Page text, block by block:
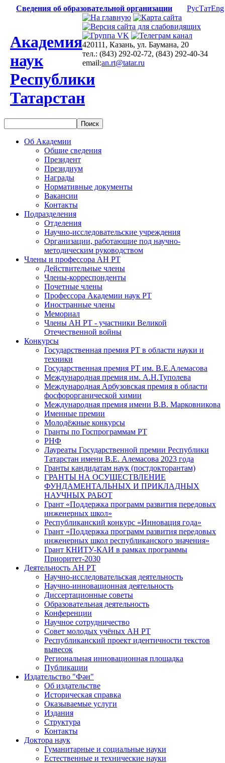
Сведения об образовательной организации РусТатEng
Академия
наук
Республики
Татарстан
420111, Казань, ул. Баумана, 20
тел.: (843) 292-02-72, (843) 292-40-34
email:an.rt@tatar.ru
Об Академии
Общие сведения
Президент
Президиум
Награды
Нормативные документы
Вакансии
Контакты
Подразделения
Отделения
Научно-исследовательские учреждения
Организации, работающие под научно-
методическим руководством
Члены и профессора АН РТ
Действительные члены
Члены-корреспонденты
Почетные члены
Профессора Академии наук РТ
Иностранные члены
Мемориал
Члены АН РТ - участники Великой
Отечественной войны
Конкурсы
Государственная премия РТ в области науки и
техники
Государственная премия РТ им. В.Е.Алемасова
Международная премия им. А.Н.Туполева
Международная Арбузовская премия в области
фосфорорганической химии
Международная премия имени В.В. Марковникова
Именные премии
Молодёжные конкурсы
Гранты по Госпрограммам РТ
РНФ
Лауреаты Государственной премии Республики
Татарстан имени В.Е. Алемасова 2023 года
Гранты кандидатам наук (постдокторантам)
ГРАНТЫ НА ОСУЩЕСТВЛЕНИЕ
ФУНДАМЕНТАЛЬНЫХ И ПРИКЛАДНЫХ
НАУЧНЫХ РАБОТ
Грант «Поддержка программ развития передовых
инженерных школ»
Республиканский конкурс «Инновация года»
Грант «Поддержка программ развития передовых
инженерных школ республиканского значения»
Грант КНИТУ-КАИ в рамках программы
Приоритет-2030
Деятельность АН РТ
Научно-исследовательская деятельность
Научно-инновационная деятельность
Диссертационные советы
Образовательная деятельность
Конференции
Научное сотрудничество
Совет молодых учёных АН РТ
Республиканский проект идентичности текстов
вывесок
Региональная инновационная площадка
Публикации
Издательство "Фән"
Об издательстве
Историческая справка
Оказываемые услуги
Издания
Структура
Контакты
Доктора наук
Гуманитарные и социальные науки
Естественные и технические науки